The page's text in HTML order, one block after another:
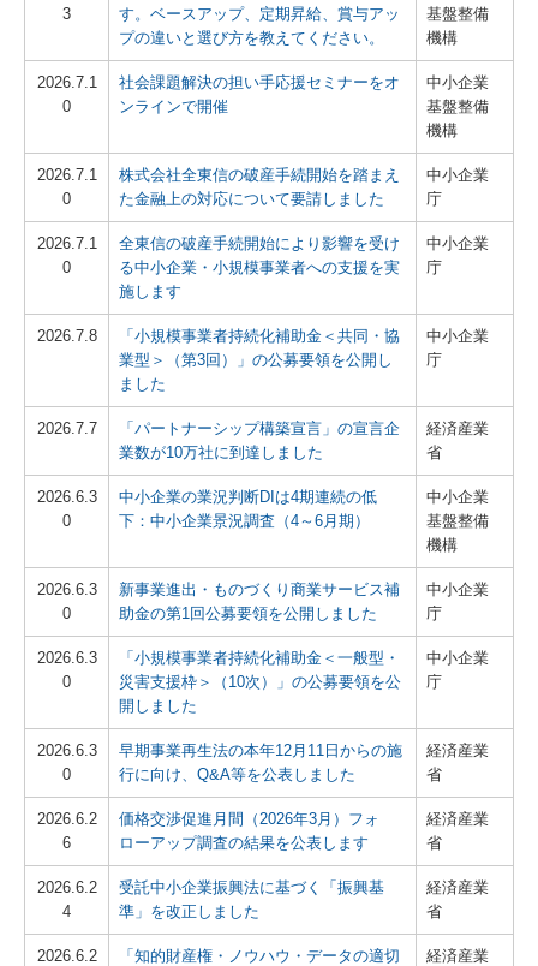
関連リンク
リンク集
3
す。ベースアップ、定期昇給、賞与アッ
プの違いと選び方を教えてください。
基盤整備
機構
2026.7.1
0
社会課題解決の担い手応援セミナーをオ
ンラインで開催
中小企業
基盤整備
機構
2026.7.1
0
株式会社全東信の破産手続開始を踏まえ
た金融上の対応について要請しました
中小企業
庁
2026.7.1
0
全東信の破産手続開始により影響を受け
る中小企業・小規模事業者への支援を実
施します
中小企業
庁
2026.7.8
「小規模事業者持続化補助金＜共同・協
業型＞（第3回）」の公募要領を公開し
ました
中小企業
庁
2026.7.7
「パートナーシップ構築宣言」の宣言企
業数が10万社に到達しました
経済産業
省
2026.6.3
0
中小企業の業況判断DIは4期連続の低
下：中小企業景況調査（4～6月期）
中小企業
基盤整備
機構
2026.6.3
0
新事業進出・ものづくり商業サービス補
助金の第1回公募要領を公開しました
中小企業
庁
2026.6.3
0
「小規模事業者持続化補助金＜一般型・
災害支援枠＞（10次）」の公募要領を公
開しました
中小企業
庁
2026.6.3
0
早期事業再生法の本年12月11日からの施
行に向け、Q&A等を公表しました
経済産業
省
2026.6.2
6
価格交渉促進月間（2026年3月）フォ
ローアップ調査の結果を公表します
経済産業
省
2026.6.2
4
受託中小企業振興法に基づく「振興基
準」を改正しました
経済産業
省
2026.6.2
「知的財産権・ノウハウ・データの適切
経済産業